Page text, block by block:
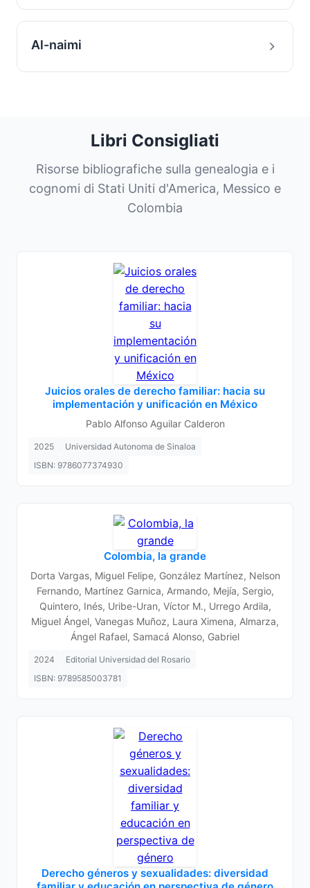
Al-naimi
Libri Consigliati
Risorse bibliografiche sulla genealogia e i
cognomi di Stati Uniti d'America, Messico e
Colombia
Juicios orales de derecho familiar: hacia su
implementación y unificación en México
Pablo Alfonso Aguilar Calderon
2025
Universidad Autonoma de Sinaloa
ISBN: 9786077374930
Colombia, la grande
Dorta Vargas, Miguel Felipe, González Martínez, Nelson
Fernando, Martínez Garnica, Armando, Mejía, Sergio,
Quintero, Inés, Uribe-Uran, Víctor M., Urrego Ardila,
Miguel Ángel, Vanegas Muñoz, Laura Ximena, Almarza,
Ángel Rafael, Samacá Alonso, Gabriel
2024
Editorial Universidad del Rosario
ISBN: 9789585003781
Derecho géneros y sexualidades: diversidad